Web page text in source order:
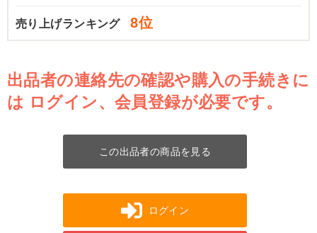
売り上げランキング 8位
出品者の連絡先の確認や購入の手続きに
は ログイン、会員登録が必要です。
この出品者の商品を見る
ログイン